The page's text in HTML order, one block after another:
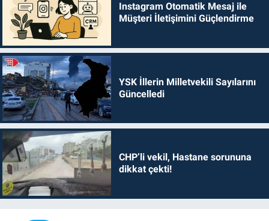
Instagram Otomatik Mesaj ile
Müşteri İletişimini Güçlendirme
YSK İllerin Milletvekili Sayılarını
Güncelledi
CHP’li vekil, Hastane sorununa
dikkat çekti!